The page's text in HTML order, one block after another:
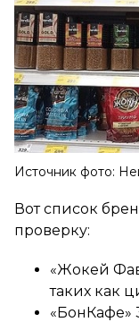
Источник фото:
Вот список
проверку:
«Жокей
таких как
«БонКафе»